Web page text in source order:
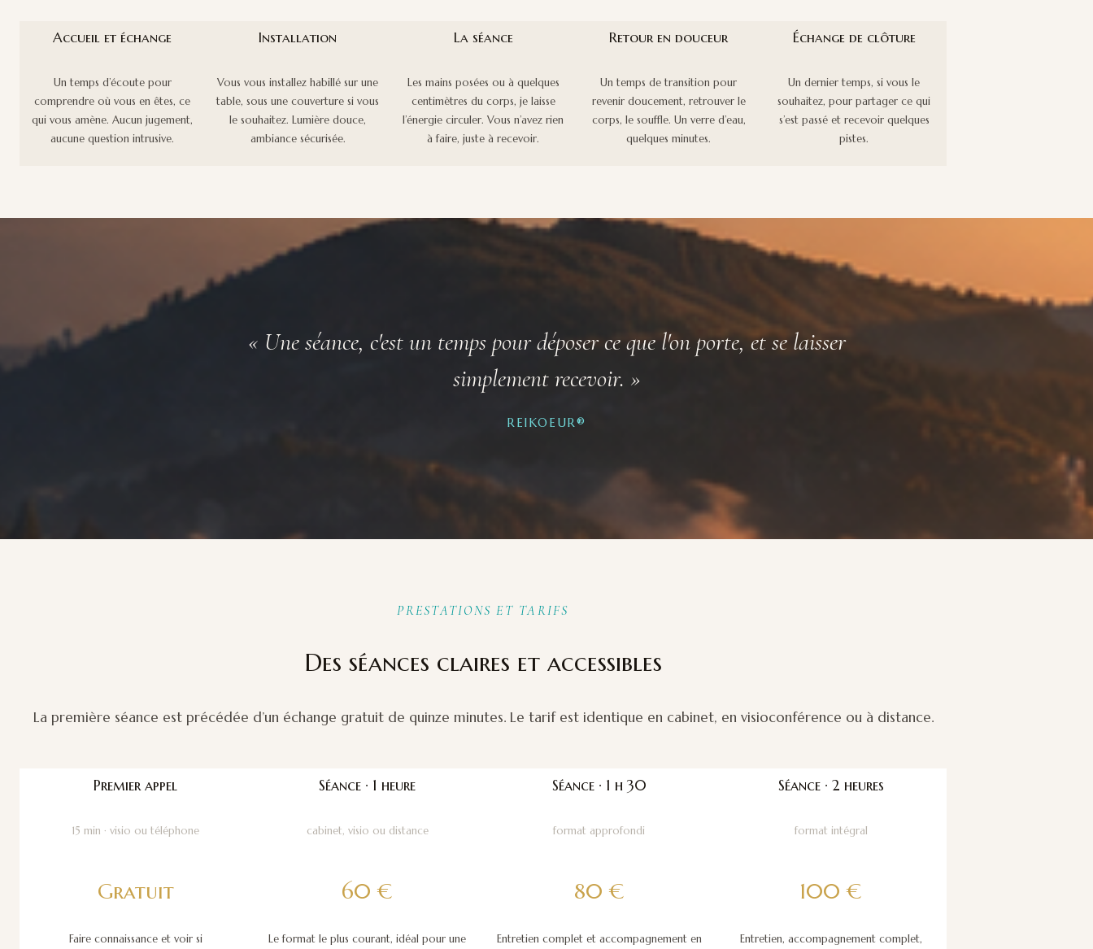
Accueil et échange
Un temps d’écoute pour
comprendre où vous en êtes, ce
qui vous amène. Aucun jugement,
aucune question intrusive.
Installation
Vous vous installez habillé sur une
table, sous une couverture si vous
le souhaitez. Lumière douce,
ambiance sécurisée.
La séance
Les mains posées ou à quelques
centimètres du corps, je laisse
l’énergie circuler. Vous n’avez rien
à faire, juste à recevoir.
Retour en douceur
Un temps de transition pour
revenir doucement, retrouver le
corps, le souffle. Un verre d’eau,
quelques minutes.
Échange de clôture
Un dernier temps, si vous le
souhaitez, pour partager ce qui
s’est passé et recevoir quelques
pistes.
« Une séance, c'est un temps pour déposer ce que l'on porte, et se laisser
simplement recevoir. »
REIKOEUR®
PRESTATIONS ET TARIFS
Des séances claires et accessibles
La première séance est précédée d’un échange gratuit de quinze minutes. Le tarif est identique en cabinet, en visioconférence ou à distance.
Premier appel
15 min · visio ou téléphone
Gratuit
Faire connaissance et voir si
Séance · 1 heure
cabinet, visio ou distance
60 €
Le format le plus courant, idéal pour une
Séance · 1 h 30
format approfondi
80 €
Entretien complet et accompagnement en
Séance · 2 heures
format intégral
100 €
Entretien, accompagnement complet,